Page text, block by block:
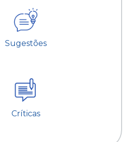
Sugestões
Críticas